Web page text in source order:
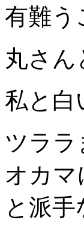
有難う
丸さ
私と白
ツララ
オカマ
と派手